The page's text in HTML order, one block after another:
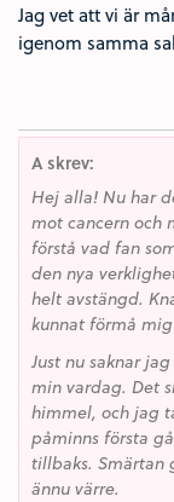
Jag vet att vi är
igenom samma
A skrev:
Hej alla! Nu har
mot cancern och
förstå vad fan
den nya
helt avstängd.
kunnat förmå
Just nu saknar
min vardag. Det
himmel, och jag
påminns första
tillbaks. Smärtan
ännu värre.